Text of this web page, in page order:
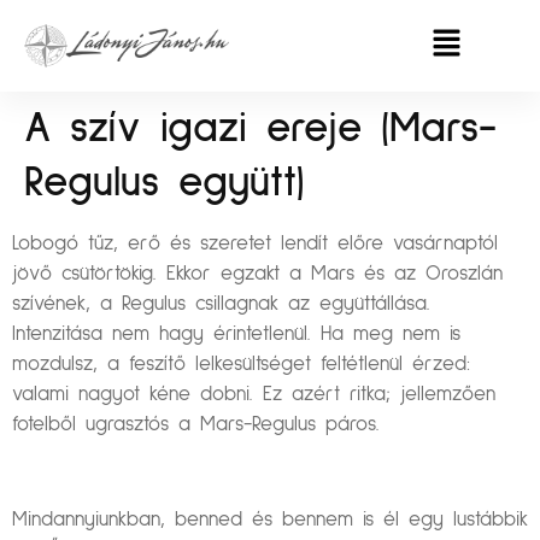
A szív igazi ereje (Mars-
Regulus együtt)
Lobogó tűz, erő és szeretet lendít előre vasárnaptól
jövő csütörtökig. Ekkor egzakt a Mars és az Oroszlán
szívének, a Regulus csillagnak az együttállása.
Intenzitása nem hagy érintetlenül. Ha meg nem is
mozdulsz, a feszítő lelkesültséget feltétlenül érzed:
valami nagyot kéne dobni. Ez azért ritka; jellemzően
fotelből ugrasztós a Mars-Regulus páros.
Mindannyiunkban, benned és bennem is él egy lustábbik